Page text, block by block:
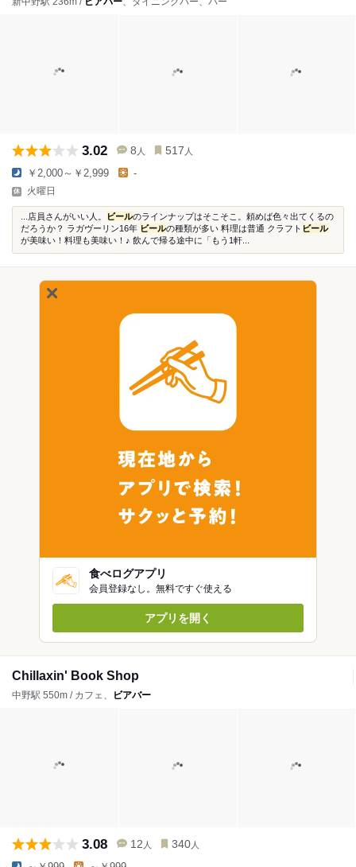
3.02 8 人 517 人
￥2,000～￥2,999 -
火曜日
...店員さんがいい人。 ビールのラインナップはそこそこ。頼めば色々出てくるの
だろうか？ ラガヴーリン16年 ビールの種類が多い 料理は普通 クラフト ビール
が美味い！料理も美味い！♪ 飲んで帰る途中に「もう1軒...
食べログアプリ
会員登録なし。無料ですぐ使える
アプリを開く
Chillaxin' Book Shop
中野駅 550m / カフェ、 ビアバー
3.08 12 人 340 人